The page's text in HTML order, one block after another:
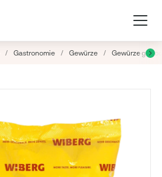
/ Gastronomie / Gewürze / Gewürze